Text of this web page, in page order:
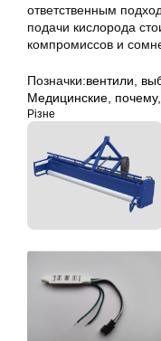
ответственным
подачи кислорода
компромиссов и
Позначки:вентили
Медицинские почему,
Різне